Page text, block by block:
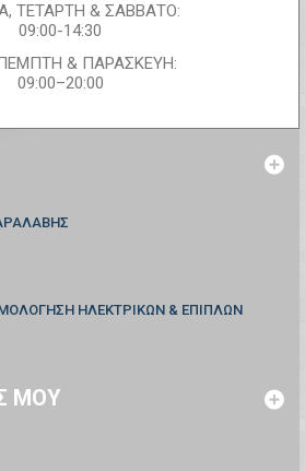
ΤΕΤΑΡΤΗ & ΣΑΒΒΑΤΟ:
09:00-14:30
& ΠΑΡΑΣΚΕΥΗ:
09:00–20:00
ΗΛΕΚΤΡΙΚΩΝ & ΕΠΙΠΛΩΝ
ΜΟΥ